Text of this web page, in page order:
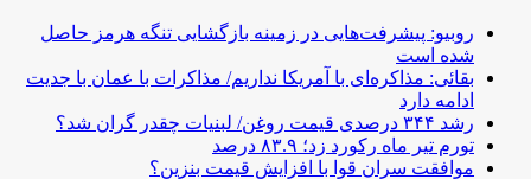
روبیو: پیشرفت‌هایی در زمینه بازگشایی تنگه هرمز حاصل
شده است
بقائی: مذاکره‌ای با آمریکا نداریم/ مذاکرات با عمان با جدیت
ادامه دارد
رشد ۳۴۴ درصدی قیمت روغن/ لبنیات چقدر گران شد؟
تورم تیر ماه رکورد زد؛ ۸۳.۹ درصد
موافقت سران قوا با افزایش قیمت بنزین؟